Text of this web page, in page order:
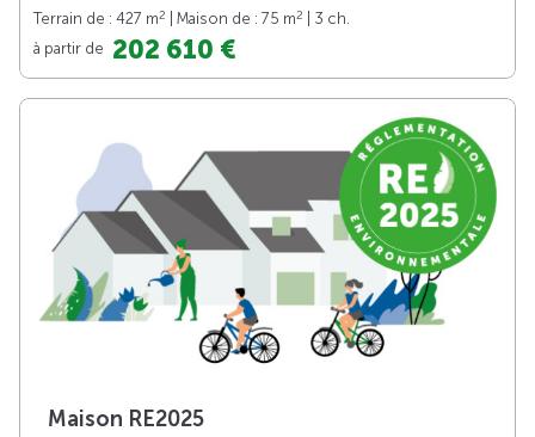
Terrain de : 427 m2 | Maison de : 75 m2
| 3 ch.
à partir de 202 610 €
Maison RE2025